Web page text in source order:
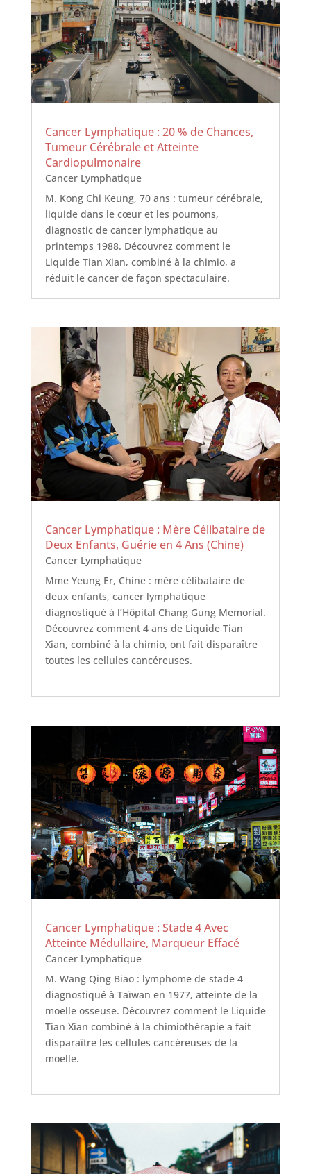
Cancer Lymphatique : 20 % de Chances,
Tumeur Cérébrale et Atteinte
Cardiopulmonaire
Cancer Lymphatique
M. Kong Chi Keung, 70 ans : tumeur cérébrale,
liquide dans le cœur et les poumons,
diagnostic de cancer lymphatique au
printemps 1988. Découvrez comment le
Liquide Tian Xian, combiné à la chimio, a
réduit le cancer de façon spectaculaire.
Cancer Lymphatique : Mère Célibataire de
Deux Enfants, Guérie en 4 Ans (Chine)
Cancer Lymphatique
Mme Yeung Er, Chine : mère célibataire de
deux enfants, cancer lymphatique
diagnostiqué à l’Hôpital Chang Gung Memorial.
Découvrez comment 4 ans de Liquide Tian
Xian, combiné à la chimio, ont fait disparaître
toutes les cellules cancéreuses.
Cancer Lymphatique : Stade 4 Avec
Atteinte Médullaire, Marqueur Effacé
Cancer Lymphatique
M. Wang Qing Biao : lymphome de stade 4
diagnostiqué à Taïwan en 1977, atteinte de la
moelle osseuse. Découvrez comment le Liquide
Tian Xian combiné à la chimiothérapie a fait
disparaître les cellules cancéreuses de la
moelle.